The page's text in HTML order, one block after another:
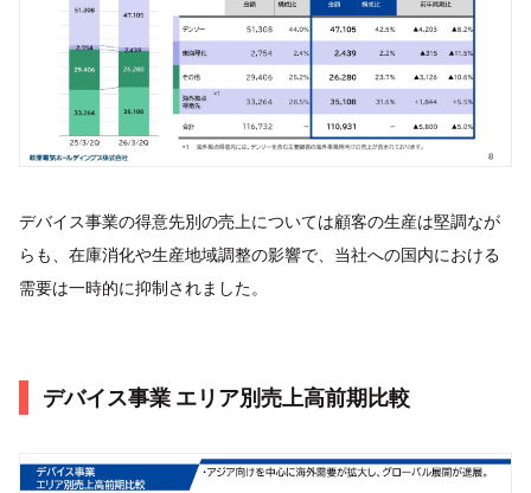
デバイス事業の得意先別の売上については顧客の生産は堅調なが
らも、在庫消化や生産地域調整の影響で、当社への国内における
需要は一時的に抑制されました。
デバイス事業 エリア別売上高前期比較